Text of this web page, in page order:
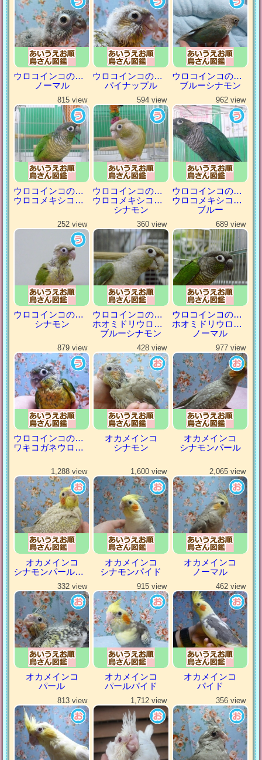
ウロコインコの仲間
ノーマル
ウロコインコの仲間
パイナップル
ウロコインコの仲間
ブルーシナモン
815 view
ウロコインコの仲間
ウロコメキシコインコ
594 view
ウロコインコの仲間
ウロコメキシコインコ
シナモン
962 view
ウロコインコの仲間
ウロコメキシコインコ
ブルー
252 view
ウロコインコの仲間
シナモン
360 view
ウロコインコの仲間
ホオミドリウロコインコ
ブルーシナモン
689 view
ウロコインコの仲間
ホオミドリウロコインコ
ノーマル
879 view
ウロコインコの仲間
ワキコガネウロコインコ
428 view
オカメインコ
シナモン
977 view
オカメインコ
シナモンパール
1,288 view
オカメインコ
シナモンパールパイド
1,600 view
オカメインコ
シナモンパイド
2,065 view
オカメインコ
ノーマル
332 view
オカメインコ
パール
915 view
オカメインコ
パールパイド
462 view
オカメインコ
パイド
813 view 1,712 view 356 view